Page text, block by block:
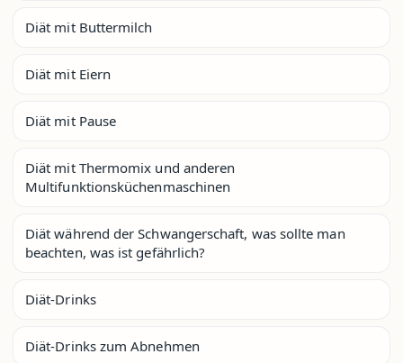
Diät mit Buttermilch
Diät mit Eiern
Diät mit Pause
Diät mit Thermomix und anderen
Multifunktionsküchenmaschinen
Diät während der Schwangerschaft, was sollte man
beachten, was ist gefährlich?
Diät-Drinks
Diät-Drinks zum Abnehmen